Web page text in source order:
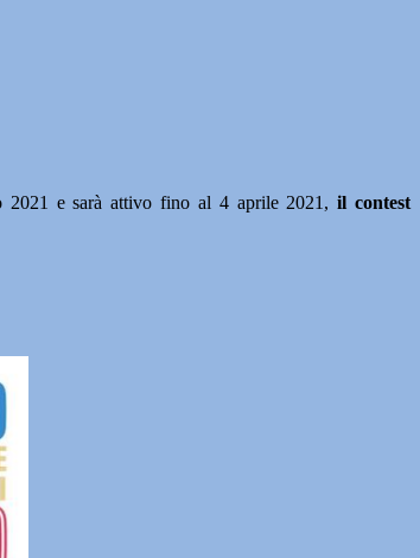
2021 e sarà attivo fino al 4 aprile 2021,il contest